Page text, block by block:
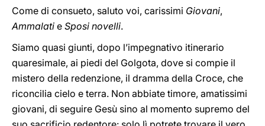
Come di consueto, saluto voi, carissimi Giovani,
Ammalati e Sposi novelli.
Siamo quasi giunti, dopo l’impegnativo itinerario
quaresimale, ai piedi del Golgota, dove si compie il
mistero della redenzione, il dramma della Croce, che
riconcilia cielo e terra. Non abbiate timore, amatissimi
giovani, di seguire Gesù sino al momento supremo del